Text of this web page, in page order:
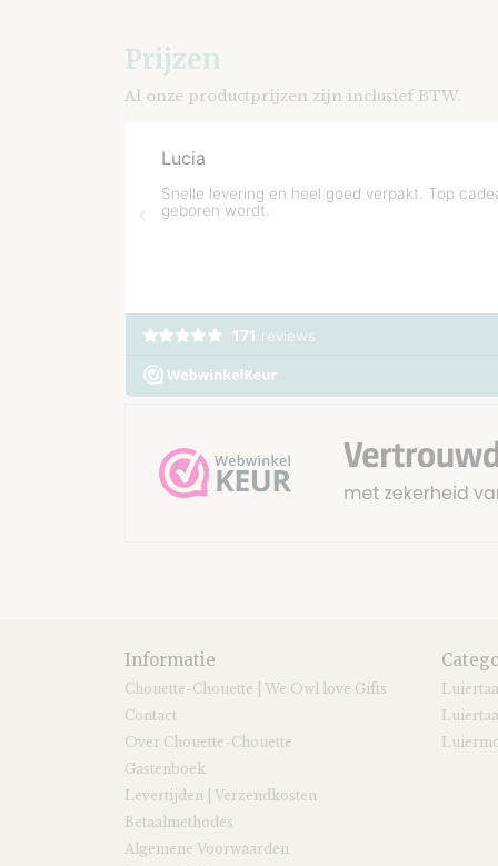
Prijzen
Al onze productprijzen zijn inclusief BTW.
Informatie
Chouette-Chouette | We Owl love Gifts
Contact
Over Chouette-Chouette
Gastenboek
Levertijden | Verzendkosten
Betaalmethodes
Algemene Voorwaarden